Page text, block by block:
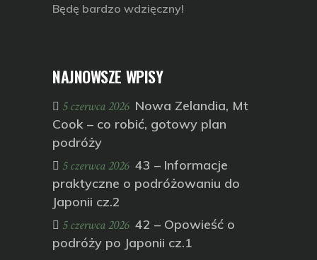
Będę bardzo wdzięczny!
NAJNOWSZE WPISY
5 czerwca 2026 Nowa Zelandia, Mt
Cook – co robić, gotowy plan
podróży
5 czerwca 2026 43 – Informacje
praktyczne o podróżowaniu do
Japonii cz.2
5 czerwca 2026 42 – Opowieść o
podróży po Japonii cz.1